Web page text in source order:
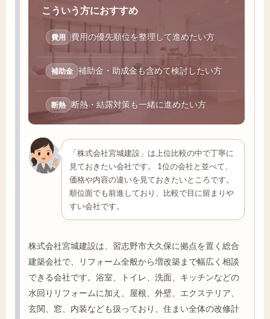
こういう方におすすめ
費用 費用の優先順位を整理して進めたい方
補助金 補助金・助成金も含めて検討したい方
断熱 断熱・結露対策も一緒に進めたい方
「株式会社宮城建設」は上位比較の中で丁寧に
見ておきたい会社です。 1位の会社と並べて、
価格や内容の違いを見ておきたいところです。
順位面でも前進しており、比較で目に留まりや
すい会社です。
株式会社宮城建設は、習志野市大久保に拠点を置く総合
建築会社で、リフォーム全般から増改築まで幅広く相談
できる会社です。浴室、トイレ、洗面、キッチンなどの
水回りリフォームに加え、屋根、外壁、エクステリア、
玄関、窓、内装なども扱っており、住まい全体の改修計